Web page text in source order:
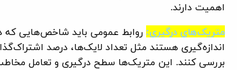
اهمیت دارند.
متریک‌های درگیری: روابط عمومی باید شاخص‌هایی که
اندازه‌گیری هستند مثل تعداد لایک‌ها، درصد
بررسی کنند. این متریک‌ها سطح درگیری و تعامل